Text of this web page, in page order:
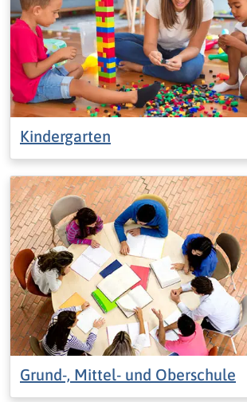
Kindergarten
Grund-, Mittel- und Oberschule